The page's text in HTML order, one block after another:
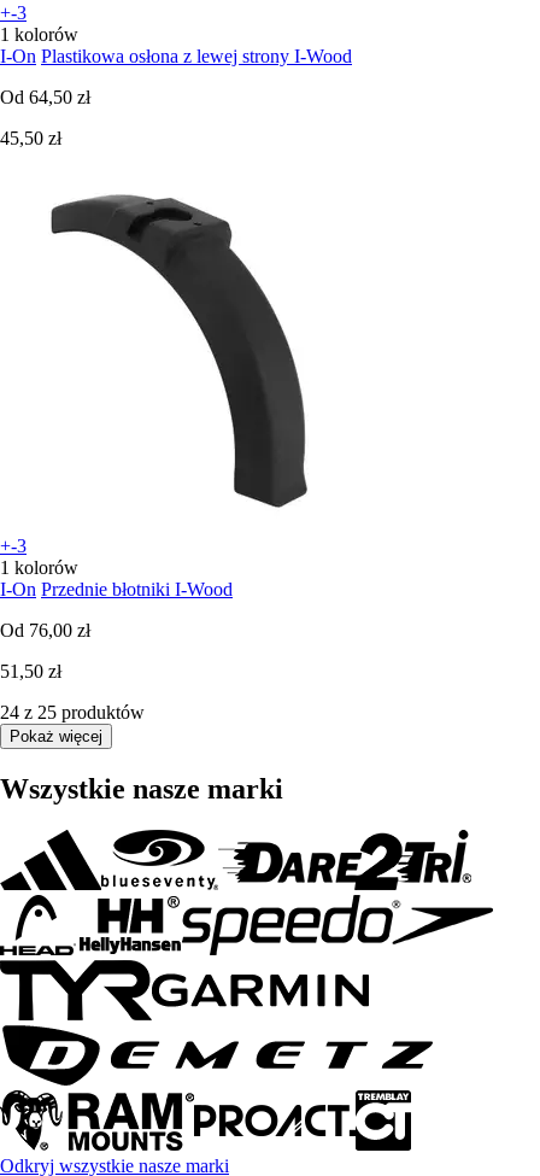
+-3
1 kolorów
I-On Plastikowa osłona z lewej strony I-Wood
Od 64,50 zł
45,50 zł
+-3
1 kolorów
I-On Przednie błotniki I-Wood
Od 76,00 zł
51,50 zł
24 z 25 produktów
Pokaż więcej
Wszystkie nasze marki
Odkryj wszystkie nasze marki